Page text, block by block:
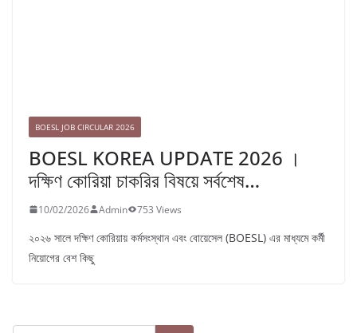
BOESL JOB CIRCULAR 2026
BOESL KOREA UPDATE 2026 ।
দক্ষিণ কোরিয়া চাকরির বিষয়ে সর্বশেষ…
10/02/2026 Admin 753 Views
২০২৬ সালে দক্ষিণ কোরিয়ায় কর্মসংস্থান এবং বোয়েসেল (BOESL) এর মাধ্যমে কর্মী
নিয়োগের বেশ কিছু